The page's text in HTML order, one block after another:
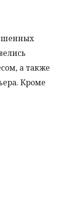
а также
Кроме